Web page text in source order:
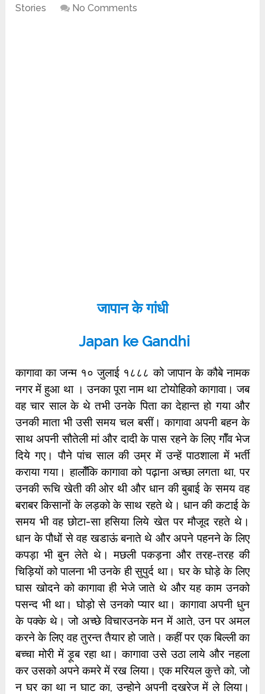
Stories
No Comments
जापान के गांधी
Japan ke Gandhi
कागावा का जन्म १० जुलाई १८८८ को जापान के कौबे नामक
नगर में हुआ था । उनका पूरा नाम था टोयोहिको कागावा। जब
वह चार साल के थे तभी उनके पिता का देहान्त हो गया और
उनकी माता भी उसी समय चल बसीं। कागावा अपनी बहन के
साथ अपनी सौतेली मां और दादी के पास रहने के लिए गॉँव भेज
दिये गए। पौने पांच साल की उम्र में उन्हें पाठशाला में भर्ती
कराया गया। हालॉँकि कागावा को पढ़ाना अच्छा लगता था, पर
उनकी रूचि खेती की ओर थी और धान की बुबाई के समय वह
बराबर किसानों के लड़को के साथ रहते थे। धान की कटाई के
समय भी वह छोटा-सा हसिया लिये खेत पर मौजूद रहते थे।
धान के पौधों से वह खडाऊं बनाते थे और अपने पहनने के लिए
कपड़ा भी बुन लेते थे। मछली पकड़ना और तरह-तरह की
चिड़ियों को पालना भी उनके ही सुपुर्द था। घर के घोड़े के लिए
घास खोदने को कागावा ही भेजे जाते थे और यह काम उनको
पसन्द भी था। घोड़ो से उनको प्यार था। कागावा अपनी धुन
के पक्के थे। जो अच्छे विचारउनके मन में आते, उन पर अमल
करने के लिए वह तुरन्त तैयार हो जाते। कहीं पर एक बिल्ली का
बच्चा मोरी में ड़ूब रहा था। कागावा उसे उठा लाये और नहला
कर उसको अपने कमरे में रख लिया। एक मरियल कुत्ते को, जो
न घर का था न घाट का, उन्होने अपनी दखरेज में ले लिया।